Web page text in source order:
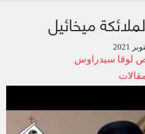
ميخائيل
لوقا سيدراوس